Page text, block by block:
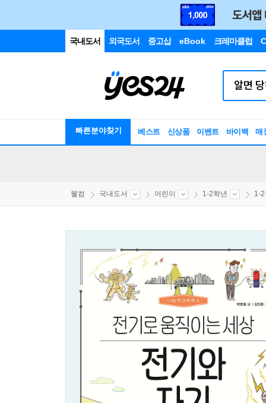
국내도서 외국도서 중고샵 eBook 크레마클럽
빠른분야찾기 베스트 신상품 이벤트 바이백 매
웰컴 국내도서 어린이 1-2학년 1-